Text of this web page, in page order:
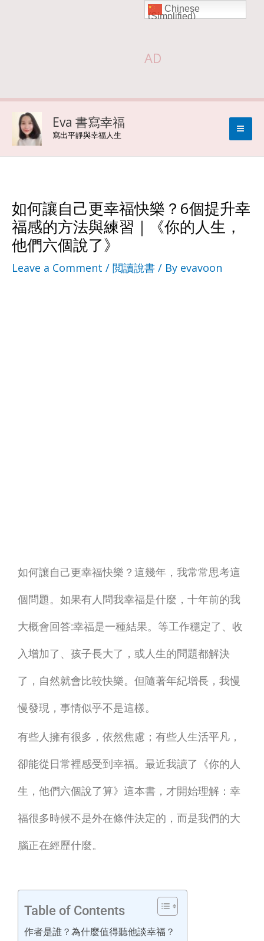
Chinese
(Simplified)
AD
Eva 書寫幸福
寫出平靜與幸福人生
如何讓自己更幸福快樂？6個提升幸
福感的方法與練習｜《你的人生，
他們六個說了》
Leave a Comment / 閲讀說書 / By evavoon
如何讓自己更幸福快樂？這幾年，我常常思考這
個問題。如果有人問我幸福是什麼，十年前的我
大概會回答:幸福是一種結果。等工作穩定了、收
入增加了、孩子長大了，或人生的問題都解決
了，自然就會比較快樂。但隨著年紀增長，我慢
慢發現，事情似乎不是這樣。
有些人擁有很多，依然焦慮；有些人生活平凡，
卻能從日常裡感受到幸福。最近我讀了《你的人
生，他們六個說了算》這本書，才開始理解：幸
福很多時候不是外在條件決定的，而是我們的大
腦正在經歷什麼。
Table of Contents
作者是誰？為什麼值得聽他談幸福？